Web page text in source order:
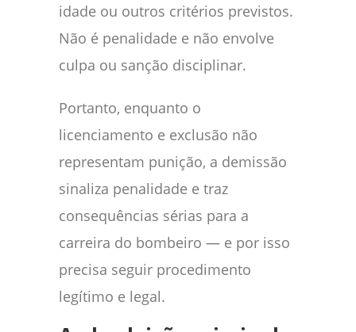
idade ou outros critérios previstos.
Não é penalidade e não envolve
culpa ou sanção disciplinar.
Portanto, enquanto o
licenciamento e exclusão não
representam punição, a demissão
sinaliza penalidade e traz
consequências sérias para a
carreira do bombeiro — e por isso
precisa seguir procedimento
legítimo e legal.